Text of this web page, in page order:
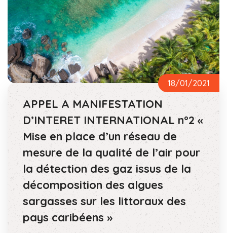
18/01/2021
APPEL A MANIFESTATION
D’INTERET INTERNATIONAL n°2 «
Mise en place d’un réseau de
mesure de la qualité de l’air pour
la détection des gaz issus de la
décomposition des algues
sargasses sur les littoraux des
pays caribéens »